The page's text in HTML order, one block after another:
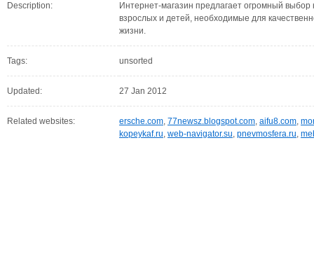
Description:
Интернет-магазин предлагает огромный
взрослых и детей, необходимые для
жизни.
Tags: unsorted
Updated: 27 Jan 2012
Related websites: ersche.com, 77newsz.blogspot.com, aifu8.com,
kopeykaf.ru, web-navigator.su, pnevmosfera.ru,